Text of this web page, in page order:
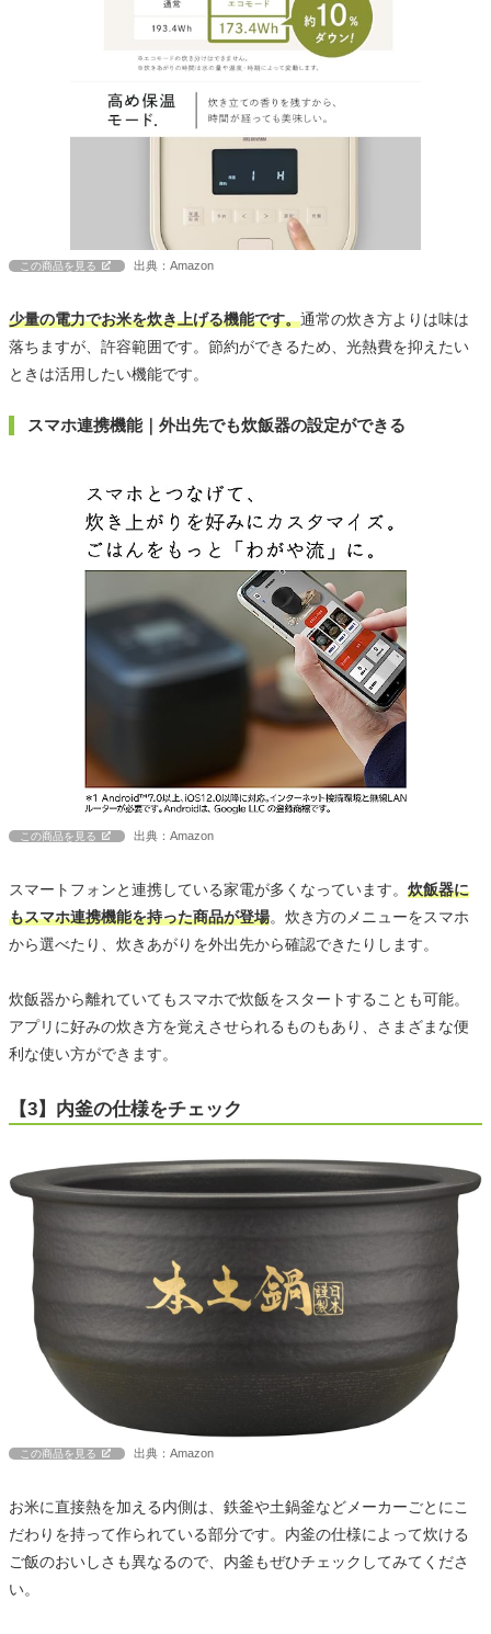
この商品を見る 出典：Amazon
少量の電力でお米を炊き上げる機能です。通常の炊き方よりは味は
落ちますが、許容範囲です。節約ができるため、光熱費を抑えたい
ときは活用したい機能です。
スマホ連携機能｜外出先でも炊飯器の設定ができる
この商品を見る 出典：Amazon
スマートフォンと連携している家電が多くなっています。 炊飯器に
もスマホ連携機能を持った商品が登場。炊き方のメニューをスマホ
から選べたり、炊きあがりを外出先から確認できたりします。
炊飯器から離れていてもスマホで炊飯をスタートすることも可能。
アプリに好みの炊き方を覚えさせられるものもあり、さまざまな便
利な使い方ができます。
【3】内釜の仕様をチェック
この商品を見る 出典：Amazon
お米に直接熱を加える内側は、鉄釜や土鍋釜などメーカーごとにこ
だわりを持って作られている部分です。内釜の仕様によって炊ける
ご飯のおいしさも異なるので、内釜もぜひチェックしてみてくださ
い。